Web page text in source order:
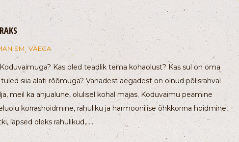
, VÄEGA
Kas oled teadlik tema kohaolust? Kas sul on oma
siia alati rõõmuga? Vanadest aegadest on olnud põlisrahval
meil ka ahjualune, olulisel kohal majas. Koduvaimu peamine
korrashoidmine, rahuliku ja harmoonilise õhkkonna hoidmine,
lapsed oleks rahulikud,…...